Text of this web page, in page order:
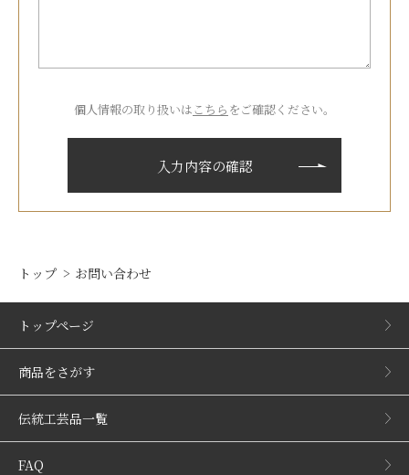
個人情報の取り扱いはこちら をご確認ください。
トップ お問い合わせ
トップページ
商品をさがす
伝統工芸品一覧
FAQ